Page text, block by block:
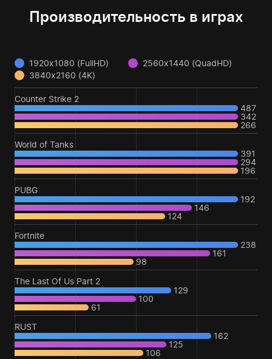
Производительность в играх
1920x1080 (FullHD)
2560x1440 (QuadHD)
3840x2160 (4K)
Counter Strike 2
487
342
266
World of Tanks
391
294
196
PUBG
192
146
124
Fortnite
238
161
98
The Last Of Us Part 2
129
100
61
RUST
162
125
106